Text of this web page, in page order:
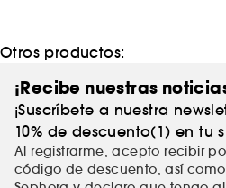
Otros productos:
¡Recibe nuestras
¡Suscríbete a nuestra
10% de descuento(1) en tu
Al registrarme, acepto recibir
código de descuento, así